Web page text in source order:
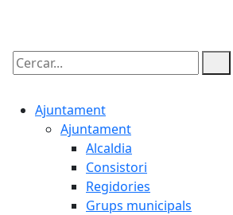
Cercar:
Ajuntament
Ajuntament
Alcaldia
Consistori
Regidories
Grups municipals